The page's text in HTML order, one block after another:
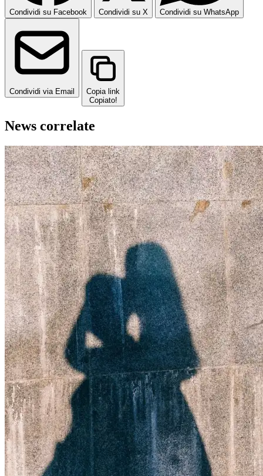
Condividi su Facebook Condividi su X Condividi su WhatsApp
Condividi via Email
Copia link
Copiato!
News correlate